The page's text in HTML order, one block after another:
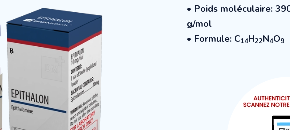
• Poids moléculaire:
g/mol
• Formule: C14H22N4O9